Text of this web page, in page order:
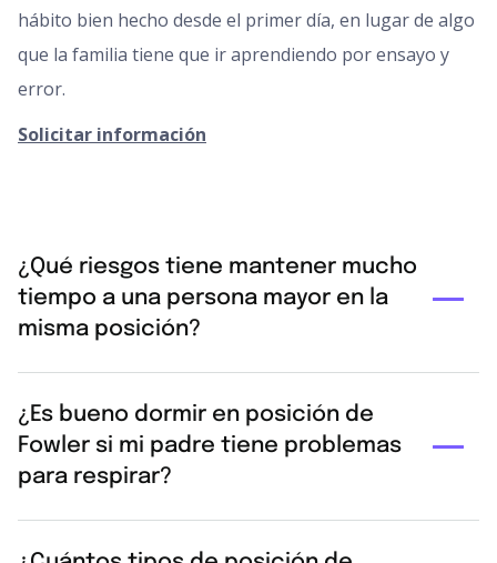
hábito bien hecho desde el primer día, en lugar de algo
que la familia tiene que ir aprendiendo por ensayo y
error.
Solicitar información
¿Qué riesgos tiene mantener mucho
tiempo a una persona mayor en la
misma posición?
siempre la misma postura puede provocar úlceras por
presión (escaras), rigidez en las articulaciones, pérdida
de fuerza muscular y problemas de circulación o
respiratorios. Por eso conviene hacer cambios de
¿Es bueno dormir en posición de
Fowler si mi padre tiene problemas
para respirar?